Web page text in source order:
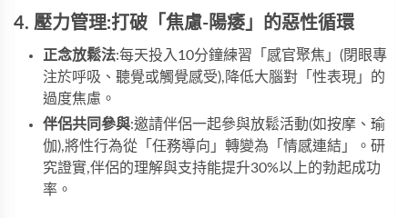
4. 壓力管理:打破「焦慮-陽痿」的惡性循環
正念放鬆法:每天投入10分鐘練習「感官聚焦」(閉眼專
注於呼吸、聽覺或觸覺感受),降低大腦對「性表現」的
過度焦慮。
伴侶共同參與:邀請伴侶一起參與放鬆活動(如按摩、瑜
伽),將性行為從「任務導向」轉變為「情感連結」。研
究證實,伴侶的理解與支持能提升30%以上的勃起成功
率。